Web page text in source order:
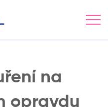
na
opravdu